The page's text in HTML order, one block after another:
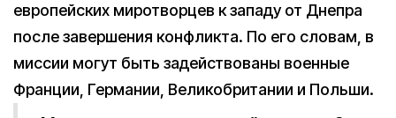
европейских миротворцев к западу от Днепра
после завершения конфликта. По его словам, в
миссии могут быть задействованы военные
Франции, Германии, Великобритании и Польши.